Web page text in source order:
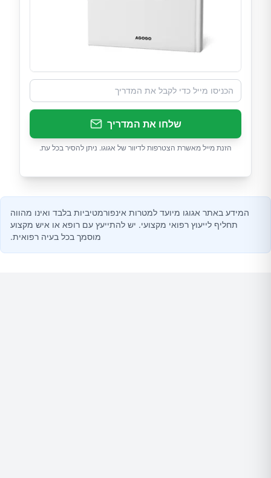
שלחו את המדריך
הזנת מייל מאשרת הצטרפות לדיוור של אגוגו. ניתן להסיר בכל עת.
המידע באתר אגוגו מיועד למטרות אינפורמטיביות בלבד ואינו מהווה
תחליף לייעוץ רפואי מקצועי. יש להתייעץ עם רופא או איש מקצוע
מוסמך בכל בעיה רפואית.